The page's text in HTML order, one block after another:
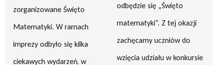
zorganizowane Święto
Matematyki. W ramach
imprezy odbyło się kilka
ciekawych wydarzeń, w
odbędzie się „Święto
matematyki”. Z tej okazji
zachęcamy uczniów do
wzięcia udziału w konkursie